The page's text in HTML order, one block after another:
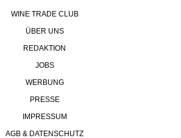
WINE TRADE CLUB
ÜBER UNS
REDAKTION
JOBS
WERBUNG
PRESSE
IMPRESSUM
AGB & DATENSCHUTZ